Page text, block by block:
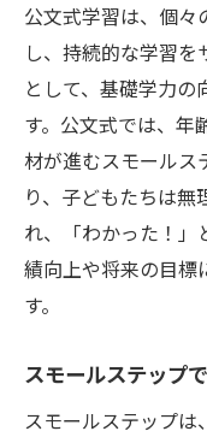
公文式学習は、個
し、持続的な学習
として、基礎学力
す。公文式では、年
材が進むスモールス
り、子どもたちは無
れ、「わかった！
績向上や将来の目標
す。
スモールステップ
スモールステップは